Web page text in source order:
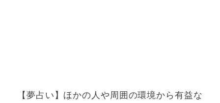
【夢占い】ほかの人や周囲の環境から有益な